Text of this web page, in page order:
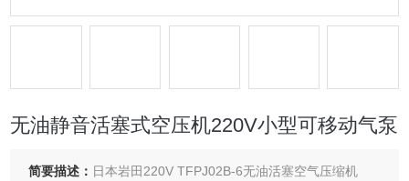
无油静音活塞式空压机220V小型可移动气泵
简要描述： 日本岩田220V TFPJ02B-6无油活塞空气压缩机